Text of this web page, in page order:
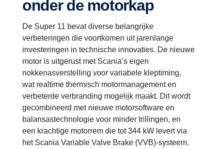
onder de motorkap
De Super 11 bevat diverse belangrijke
verbeteringen die voortkomen uit jarenlange
investeringen in technische innovaties. De nieuwe
motor is uitgerust met Scania’s eigen
nokkenasverstelling voor variabele kleptiming,
wat realtime thermisch motormanagement en
verbeterde verbranding mogelijk maakt. Dit wordt
gecombineerd met nieuwe motorsoftware en
balansastechnologie voor minder trillingen, en
een krachtige motorrem die tot 344 kW levert via
het Scania Variable Valve Brake (VVB)-systeem.